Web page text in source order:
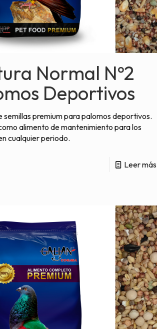
Normal Nº2
Deportivos
semillas premium para palomos deportivos.
alimento de mantenimiento para los
cualquier periodo.
Leer más